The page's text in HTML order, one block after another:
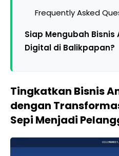
Frequently Asked
Siap Mengubah Bisnis
Digital di Balikpapan?
Tingkatkan Bisnis
dengan
Sepi Menjadi